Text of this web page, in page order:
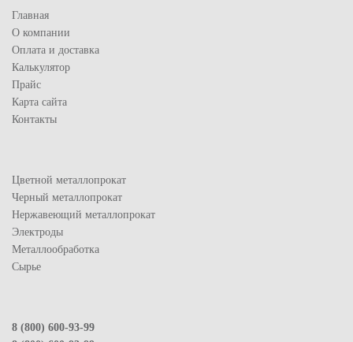
Главная
О компании
Оплата и доставка
Калькулятор
Прайс
Карта сайта
Контакты
Цветной металлопрокат
Черный металлопрокат
Нержавеющий металлопрокат
Электроды
Металлообработка
Сырье
8 (800) 600-93-99